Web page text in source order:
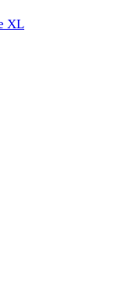
XL